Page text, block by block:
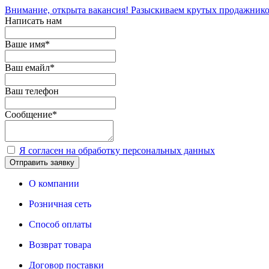
Внимание, открыта вакансия! Разыскиваем крутых
Написать нам
Ваше имя*
Ваш емайл*
Ваш телефон
Сообщение*
Я согласен на обработку персональных данных
Отправить заявку
О компании
Розничная сеть
Способ оплаты
Возврат товара
Договор поставки